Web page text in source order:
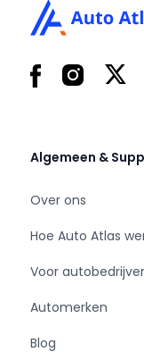
FacebookInstagram
X
Algemeen &
Over ons
Hoe Auto Atlas
Voor
Automerken
Blog